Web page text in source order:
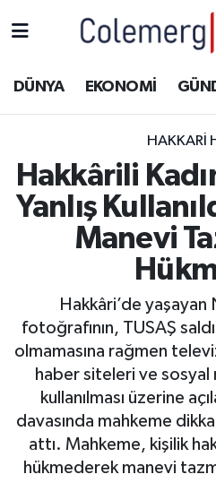
DÜNYA EKONOMİ
HAKKARI
Hakkârili
Yanlış
Manevi
Hakkâri’de yaşayan
fotoğrafının, TUSAŞ
olmamasına rağmen
haber siteleri ve sosyal
kullanılması üzerine
davasında mahkeme
attı. Mahkeme, kişilik
hükmederek manevi
ASAYİŞ
DOĞA
DÜNYA
EĞİTİM
EKONOMİ
GÜNDEM
Hakkâri Hava Durumu
Hakkari Namaz Vakitleri
Hakkâri Trafik
Süper Lig Puan
Tüm Manşetler
Son Dakika Haberleri
Haber Arşivi